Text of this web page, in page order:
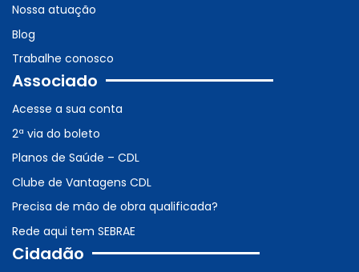
Nossa atuação
Blog
Trabalhe conosco
Associado
Acesse a sua conta
2ª via do boleto
Planos de Saúde – CDL
Clube de Vantagens CDL
Precisa de mão de obra qualificada?
Rede aqui tem SEBRAE
Cidadão